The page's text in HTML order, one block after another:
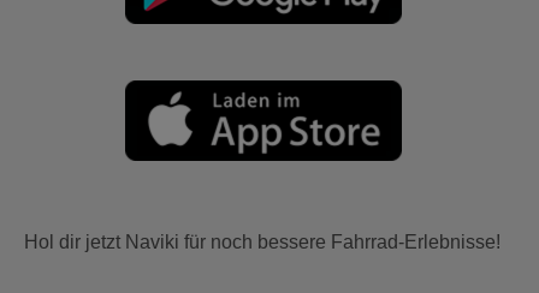
Hol dir jetzt Naviki für noch bessere Fahrrad-Erlebnisse!